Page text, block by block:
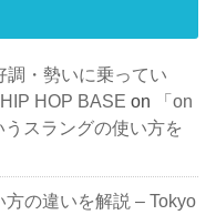
調・勢いに乗ってい
HOP BASE on
「on
スラングの使い方を
の違いを解説 – Tokyo